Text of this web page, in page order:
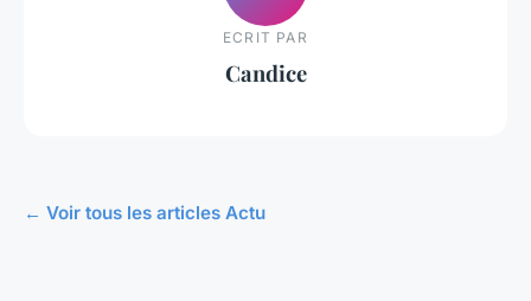
ECRIT PAR
Candice
← Voir tous les articles Actu